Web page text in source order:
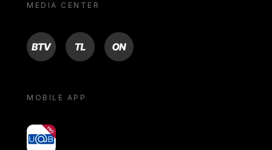
MEDIA CENTER
BTV TL ON
MOBILE APP
yoU@B